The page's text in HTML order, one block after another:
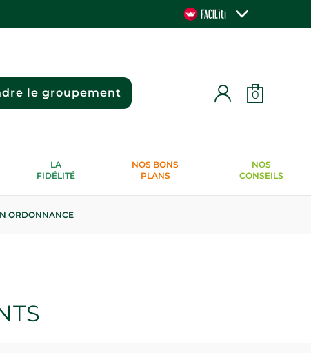
le groupement 0
LA
FIDÉLITÉ
NOS BONS
PLANS
NOS
CONSEILS
ORDONNANCE